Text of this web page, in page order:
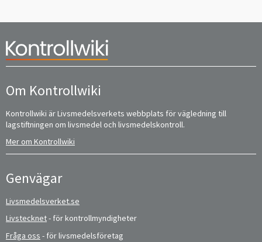
Om Kontrollwiki
Kontrollwiki är Livsmedelsverkets webbplats för vägledning till
lagstiftningen om livsmedel och livsmedelskontroll.
Mer om Kontrollwiki
Genvägar
Livsmedelsverket.se
Livstecknet- för kontrollmyndigheter
Fråga oss - för livsmedelsföretag